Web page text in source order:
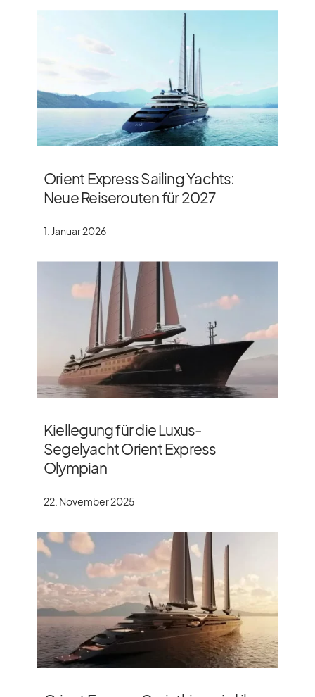
Orient Express Sailing Yachts:
Neue Reiserouten für 2027
1. Januar 2026
Kiellegung für die Luxus-
Segelyacht Orient Express
Olympian
22. November 2025